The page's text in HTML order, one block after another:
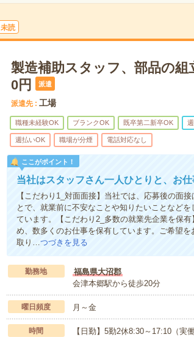
未読
製造補助スタッフ、部品の組
0円
派遣
派遣先 工場
職種未経験OK ブランクOK 既卒第二新卒OK
週払いOK 職場が分煙 電話対応なし
ここがポイント！
当社はスタッフさん一人ひとりと、お
【こだわり1_対面面接】当社では、応募後の面
とで、就業前に不安なことや知りたいことなど
ています。【こだわり2_多数の就業先企業を保
め、数多くのお仕事を保有しています。ご希望
取り… つづきを見る
勤務地
福島県大沼郡
会津本郷駅から徒歩20分
曜日頻度 月～金
時間 【日勤】5勤2休8:30～17:10（実